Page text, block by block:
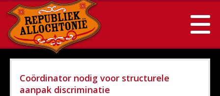
Coördinator nodig voor structurele
aanpak discriminatie